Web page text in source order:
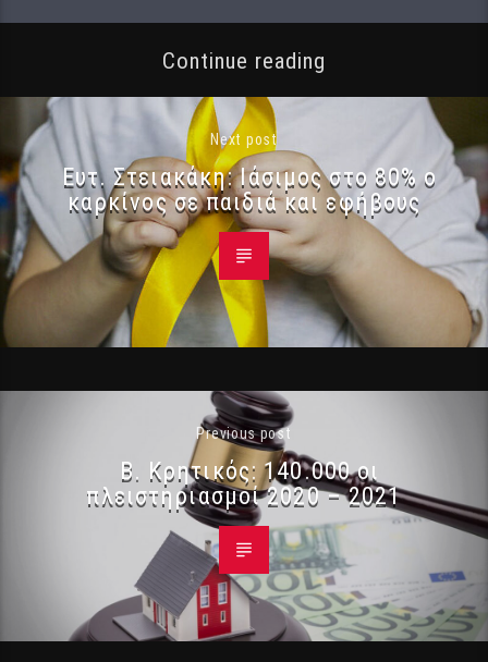
Continue reading
Next post
Ευτ. Στειακάκη: Ιάσιμος στο 80% ο
καρκίνος σε παιδιά και εφήβους
Previous post
Β. Κρητικός: 140.000 οι
πλειστηριασμοί 2020 – 2021